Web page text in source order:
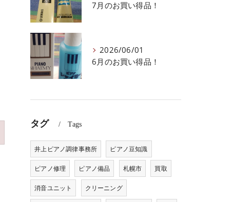
7月のお買い得品！
2026/06/01
6月のお買い得品！
タグ Tags
井上ピアノ調律事務所 ピアノ豆知識
ピアノ修理 ピアノ備品 札幌市 買取
消音ユニット クリーニング